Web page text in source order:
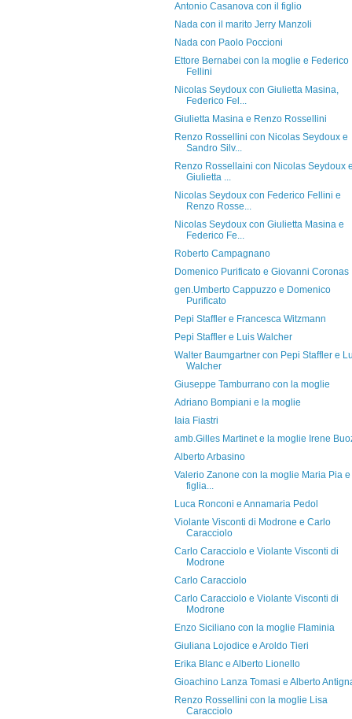
Antonio Casanova con il figlio
Nada con il marito Jerry Manzoli
Nada con Paolo Poccioni
Ettore Bernabei con la moglie e Federico
Fellini
Nicolas Seydoux con Giulietta Masina,
Federico Fel...
Giulietta Masina e Renzo Rossellini
Renzo Rossellini con Nicolas Seydoux e
Sandro Silv...
Renzo Rossellaini con Nicolas Seydoux e
Giulietta ...
Nicolas Seydoux con Federico Fellini e
Renzo Rosse...
Nicolas Seydoux con Giulietta Masina e
Federico Fe...
Roberto Campagnano
Domenico Purificato e Giovanni Coronas
gen.Umberto Cappuzzo e Domenico
Purificato
Pepi Staffler e Francesca Witzmann
Pepi Staffler e Luis Walcher
Walter Baumgartner con Pepi Staffler e
Walcher
Giuseppe Tamburrano con la moglie
Adriano Bompiani e la moglie
Iaia Fiastri
amb.Gilles Martinet e la moglie Irene
Alberto Arbasino
Valerio Zanone con la moglie Maria Pia
figlia...
Luca Ronconi e Annamaria Pedol
Violante Visconti di Modrone e Carlo
Caracciolo
Carlo Caracciolo e Violante Visconti di
Modrone
Carlo Caracciolo
Carlo Caracciolo e Violante Visconti di
Modrone
Enzo Siciliano con la moglie Flaminia
Giuliana Lojodice e Aroldo Tieri
Erika Blanc e Alberto Lionello
Gioachino Lanza Tomasi e Alberto
Renzo Rossellini con la moglie Lisa
Caracciolo